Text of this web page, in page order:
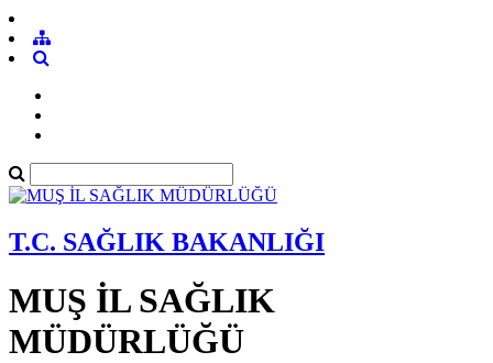
T.C. SAĞLIK BAKANLIĞI
MUŞ İL SAĞLIK
MÜDÜRLÜĞÜ